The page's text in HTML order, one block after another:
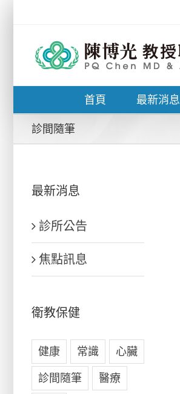
content
首頁 最新消息
診間隨筆
最新消息
診所公告
焦點訊息
衛教保健
健康 常識 心臟
診間隨筆 醫療